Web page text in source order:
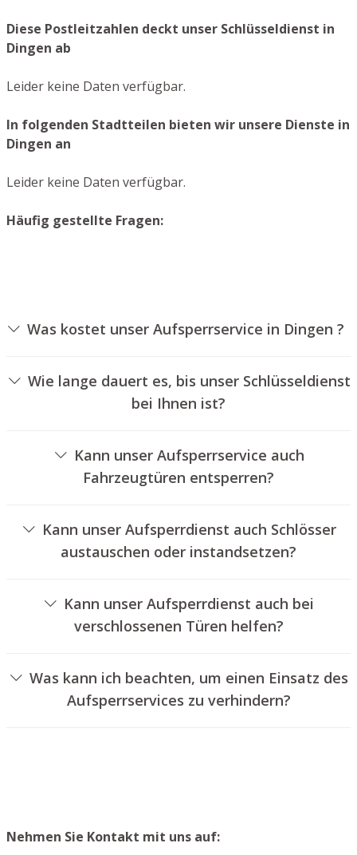
Diese Postleitzahlen deckt unser Schlüsseldienst in
Dingen ab
Leider keine Daten verfügbar.
In folgenden Stadtteilen bieten wir unsere Dienste in
Dingen an
Leider keine Daten verfügbar.
Häufig gestellte Fragen:
Was kostet unser Aufsperrservice in Dingen ?
verschiedenen Optionen ab, wie zum Beispiel der Art des
Zylinders, der Dauer der Arbeiten und eventuellen
Anfahrtskosten. Wir bieten unseren Kunden immer
Wie lange dauert es, bis unser Schlüsseldienst
bei Ihnen ist?
von 30 Minuten vor Ort. Die reelle Wartezeit hängt von
dem Ortsunterschied des Einsatzortes zu unserer Filiale
und den gegebenen Verkehrsbedingungen ab.
Kann unser Aufsperrservice auch
Fahrzeugtüren entsperren?
Kann unser Aufsperrdienst auch Schlösser
austauschen oder instandsetzen?
von Türschlössern an.
Kann unser Aufsperrdienst auch bei
verschlossenen Türen helfen?
öffnen. Dies kann jedoch normalerweise nicht geschehen,
ohne das Türschloss aufzubohren. Wir setzen Ihnen
jedoch einen neuen Schließzylinder ein, sodass die
Was kann ich beachten, um einen Einsatz des
Aufsperrservices zu verhindern?
Nehmen Sie Kontakt mit uns auf: